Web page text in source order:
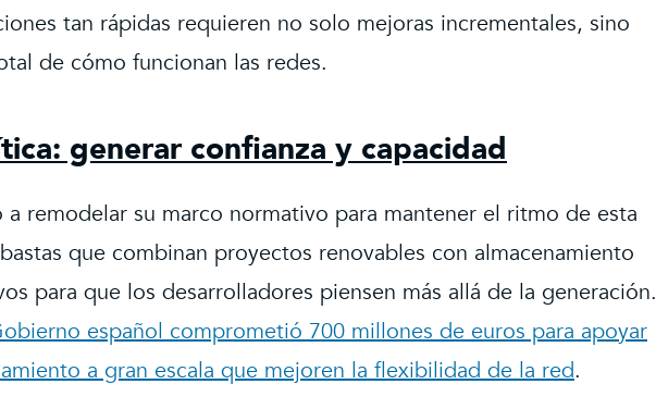
tan rápidas requieren no solo mejoras incrementales, sino
de cómo funcionan las redes.
generar confianza y capacidad
a remodelar su marco normativo para mantener el ritmo de esta
que combinan proyectos renovables con almacenamiento
para que los desarrolladores piensen más allá de la generación.
español comprometió 700 millones de euros para apoyar
a gran escala que mejoren la flexibilidad de la red.